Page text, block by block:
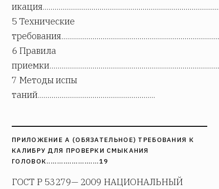
5 Технические
6 Правила
7 Методы испы
таний............................................................
ПРИЛОЖЕНИЕ А (ОБЯЗАТЕЛЬНОЕ) ТРЕБОВАНИЯ К
КАЛИБРУ ДЛЯ ПРОВЕРКИ СМЫКАНИЯ
ГОЛОВОК.........................19
ГОСТ Р 53279— 2009 НАЦИОНАЛЬНЫЙ